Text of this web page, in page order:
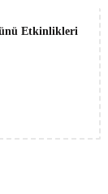
Etkinlikleri